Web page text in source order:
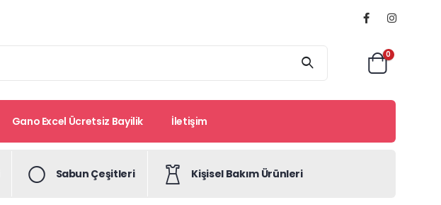
0
Gano Excel Ücretsiz Bayilik İletişim
Sabun Çeşitleri Kişisel Bakım Ürünleri